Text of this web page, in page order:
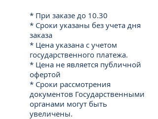
* При заказе до 10.30
* Сроки указаны без учета дня
заказа
* Цена указана с учетом
государственного платежа.
* Цена не является публичной
офертой
* Сроки рассмотрения
документов Государственными
органами могут быть
увеличены.